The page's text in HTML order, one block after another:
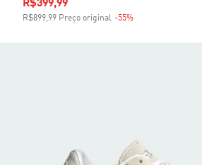
Preço com desconto
R$399,99
R$899,99 Preço original -55%